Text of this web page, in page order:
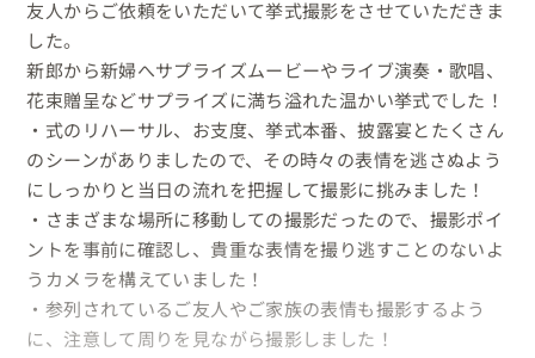
友人からご依頼をいただいて挙式撮影をさせていただきま
した。
新郎から新婦へサプライズムービーやライブ演奏・歌唱、
花束贈呈などサプライズに満ち溢れた温かい挙式でした！
・式のリハーサル、お支度、挙式本番、披露宴とたくさん
のシーンがありましたので、その時々の表情を逃さぬよう
にしっかりと当日の流れを把握して撮影に挑みました！
・さまざまな場所に移動しての撮影だったので、撮影ポイ
ントを事前に確認し、貴重な表情を撮り逃すことのないよ
うカメラを構えていました！
・参列されているご友人やご家族の表情も撮影するよう
に、注意して周りを見ながら撮影しました！